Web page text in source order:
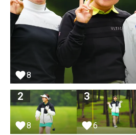
8
2
8
3
6